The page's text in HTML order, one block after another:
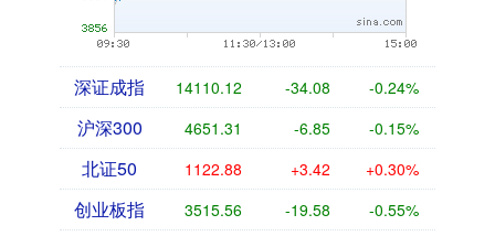
深证成指 14110.12 -34.08 -0.24%
沪深300 4651.31 -6.85 -0.15%
北证50 1122.88 +3.42 +0.30%
创业板指 3515.56 -19.58 -0.55%